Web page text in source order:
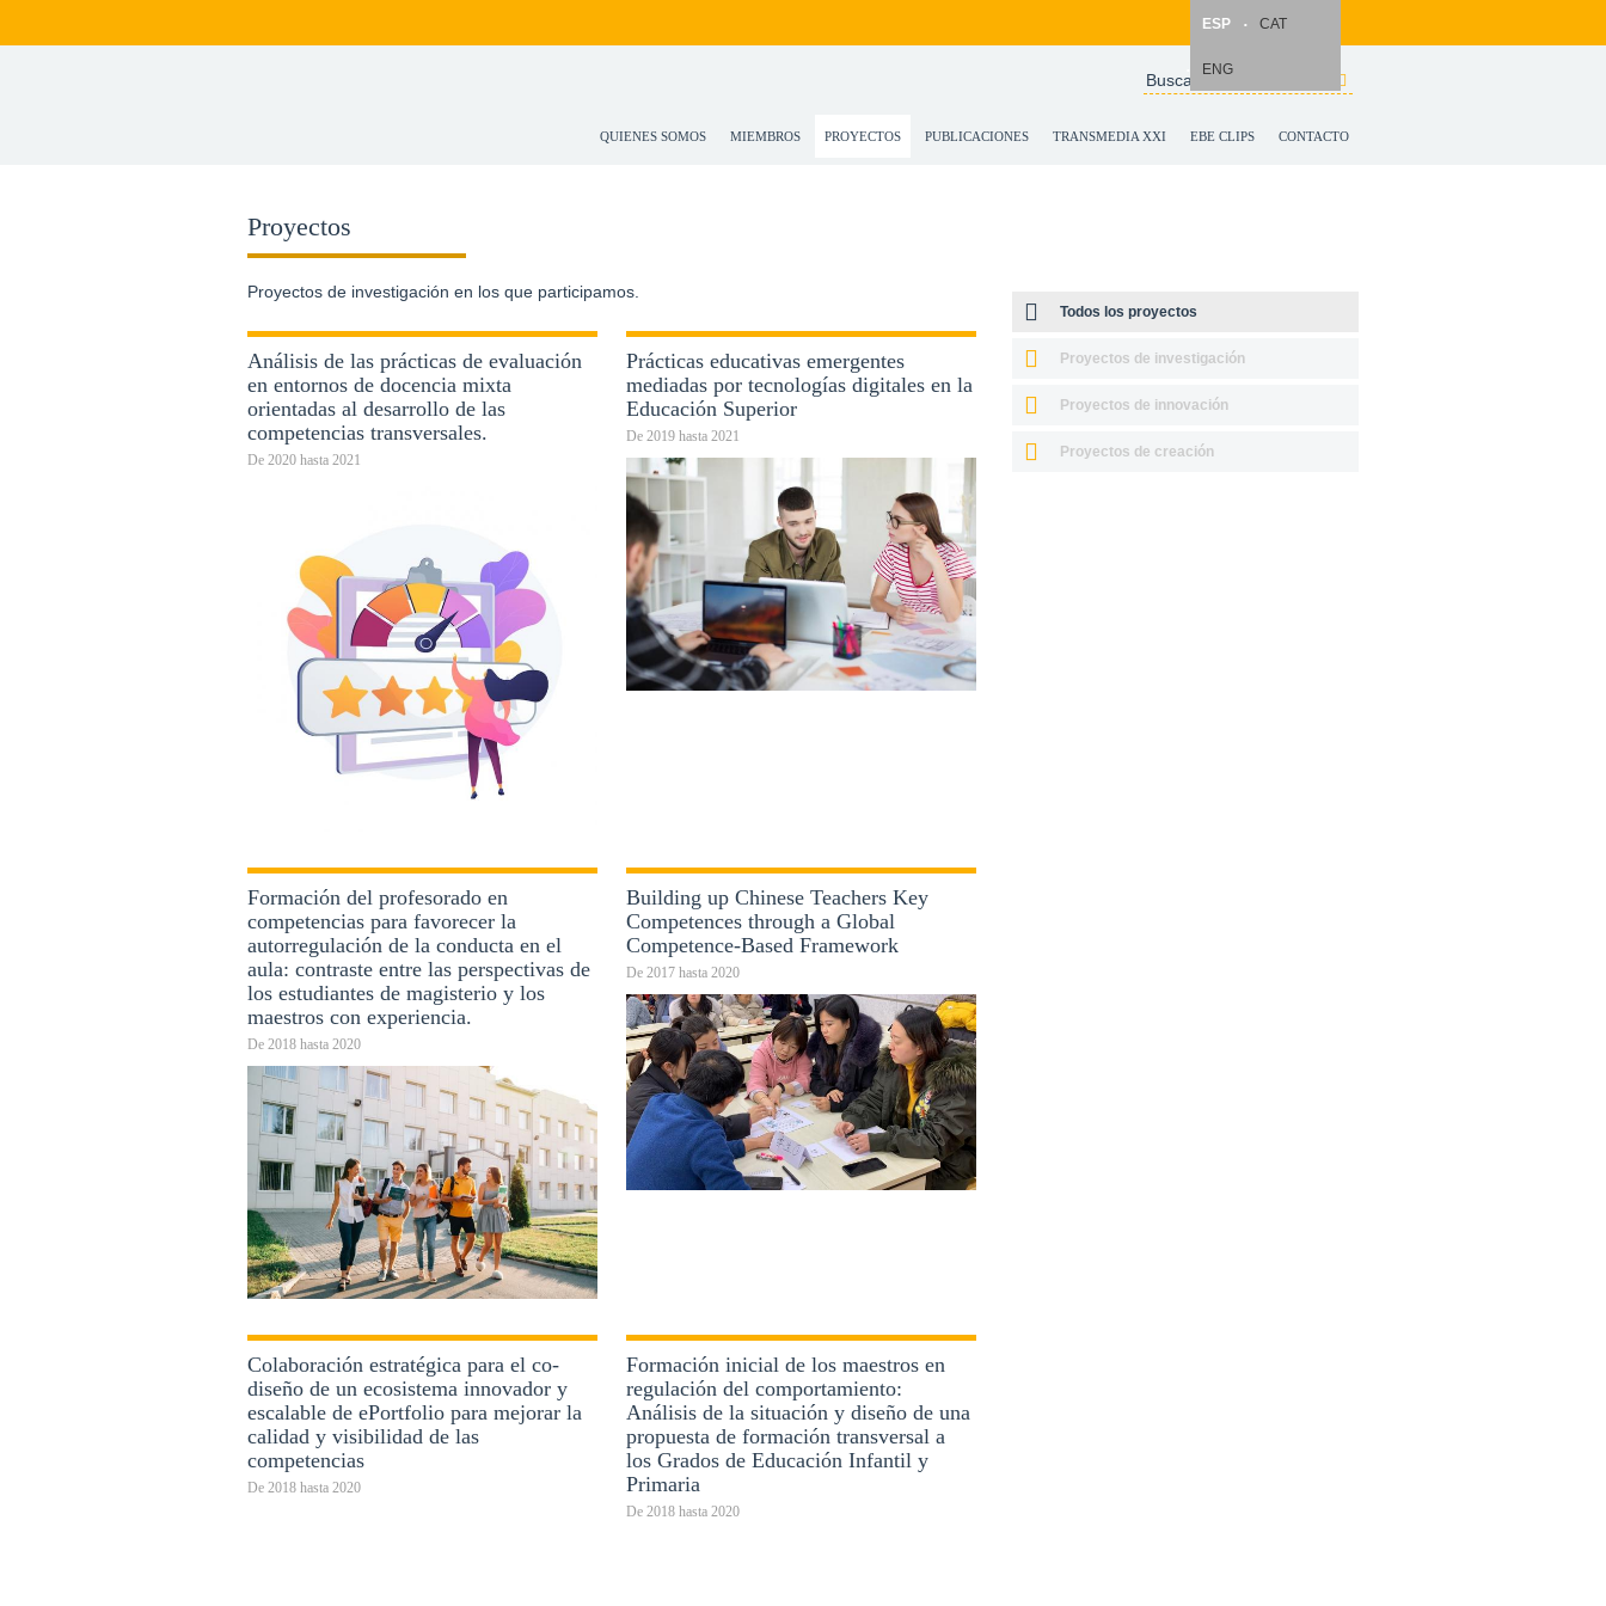
Formulario de
búsqueda
Search
QUIENES SOMOS MIEMBROS PROYECTOS PUBLICACIONES TRANSMEDIA XXI EBE CLIPS CONTACTO
ESP CAT
ENG
Proyectos
Proyectos de investigación en los que participamos.
Análisis de las prácticas de evaluación
en entornos de docencia mixta
orientadas al desarrollo de las
competencias transversales.
De 2020 hasta 2021
Prácticas educativas emergentes
mediadas por tecnologías digitales en la
Educación Superior
De2019 hasta2021
Formación del profesorado en
competencias para favorecer la
autorregulación de la conducta en el
aula: contraste entre las perspectivas de
los estudiantes de magisterio y los
maestros con experiencia.
De 2018 hasta 2020
Building up Chinese Teachers Key
Competences through a Global
Competence-Based Framework
De 2017 hasta 2020
Colaboración estratégica para el co-
diseño de un ecosistema innovador y
escalable de ePortfolio para mejorar la
calidad y visibilidad de las
competencias
De 2018 hasta 2020
Formación inicial de los maestros en
regulación del comportamiento:
Análisis de la situación y diseño de una
propuesta de formación transversal a
los Grados de Educación Infantil y
Primaria
De2018 hasta2020
Todos los proyectos
Proyectos de investigación
Proyectos de innovación
Proyectos de creación